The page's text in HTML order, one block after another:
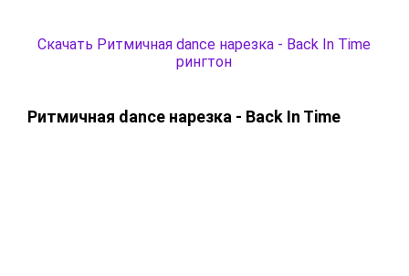
Скачать Ритмичная dance нарезка - Back In Time
рингтон
Ритмичная dance нарезка - Back In Time